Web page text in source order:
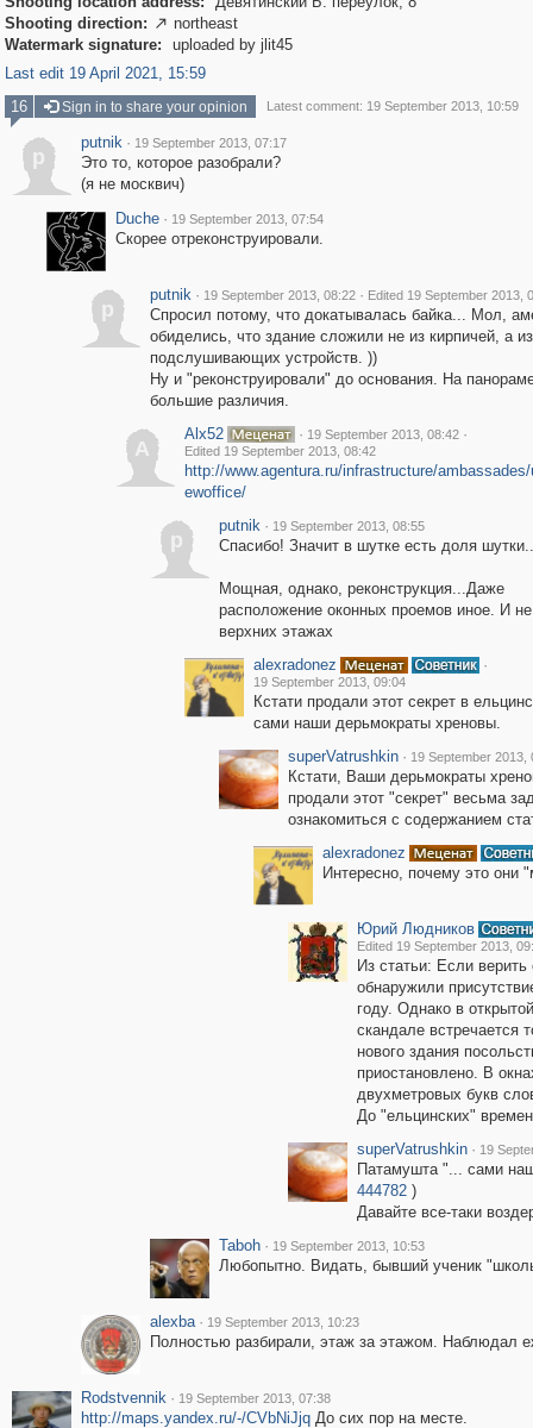
Shooting direction:  northeast
Watermark signature:
uploaded by jlit45
Last edit 19 April 2021, 15:59
16
Sign in to share your opinion Latest comment: 19 September 2013, 10:59
p
putnik · 19 September 2013, 07:17
Это то, которое разобрали?
(я не москвич)
Duche · 19 September 2013, 07:54
Скорее отреконструировали.
p
putnik · 19 September 2013, 08:22 · Edited 19 September 2013,
Спросил потому, что докатывалась байка... Мол,
обиделись, что здание сложили не из кирпичей, а из
подслушивающих устройств. ))
Ну и "реконструировали" до основания. На
большие различия.
A
Alx52 · 19 September 2013, 08:42 ·
Edited 19 September 2013, 08:42
http://www.agentura.ru/infrastructure/
ewoffice/
p
putnik · 19 September 2013, 08:55
Спасибо! Значит в шутке есть доля
Мощная, однако, реконструкция...Даже
расположение оконных проемов иное. И
верхних этажах
alexradonez
·
19 September 2013, 09:04
Кстати продали этот секрет в
сами наши дерьмократы хреновы.
superVatrushkin · 19 September 2013,
Кстати, Ваши дерьмократы
продали этот "секрет" весьма
ознакомиться с содержанием
alexradonez
Интересно, почему это они
Юрий Людников
Edited 19 September 2013,
Из статьи: Если
обнаружили
году. Однако в
скандале встречается
нового здания
приостановлено. В
двухметровых букв
До "ельцинских"
superVatrushkin · 19
Патамушта "... сами
444782)
Давайте все-таки
Taboh · 19 September 2013, 10:53
Любопытно. Видать, бывший ученик
alexba · 19 September 2013, 10:23
Полностью разбирали, этаж за этажом. Наблюдал
Rodstvennik · 19 September 2013, 07:38
http://maps.yandex.ru/-/CVbNiJjqДо сих пор на месте.